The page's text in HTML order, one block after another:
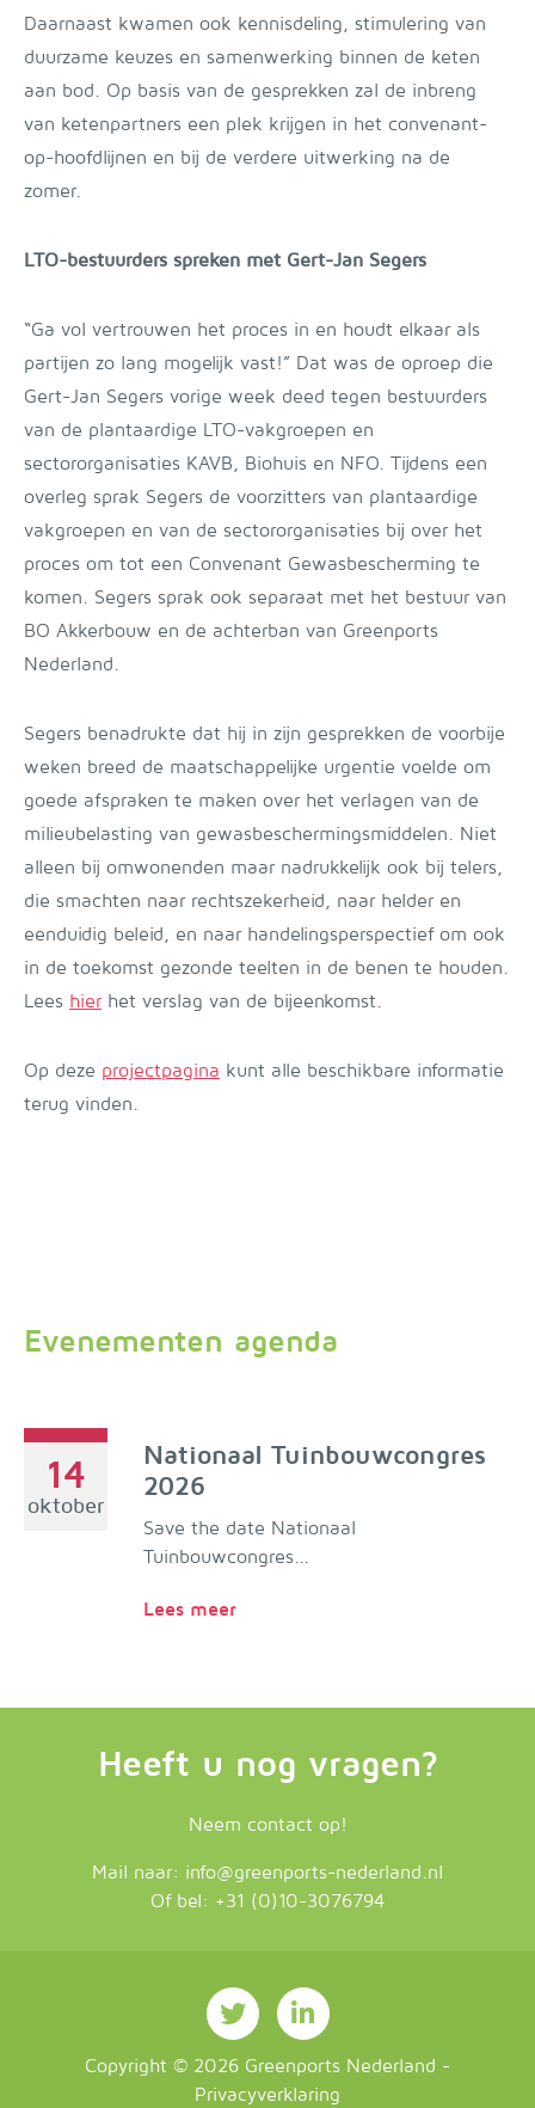
Daarnaast kwamen ook kennisdeling, stimulering van
duurzame keuzes en samenwerking binnen de keten
aan bod. Op basis van de gesprekken zal de inbreng
van ketenpartners een plek krijgen in het convenant-
op-hoofdlijnen en bij de verdere uitwerking na de
zomer.
LTO-bestuurders spreken met Gert-Jan Segers
“Ga vol vertrouwen het proces in en houdt elkaar als
partijen zo lang mogelijk vast!” Dat was de oproep die
Gert-Jan Segers vorige week deed tegen bestuurders
van de plantaardige LTO-vakgroepen en
sectororganisaties KAVB, Biohuis en NFO. Tijdens een
overleg sprak Segers de voorzitters van plantaardige
vakgroepen en van de sectororganisaties bij over het
proces om tot een Convenant Gewasbescherming te
komen. Segers sprak ook separaat met het bestuur van
BO Akkerbouw en de achterban van Greenports
Nederland.
Segers benadrukte dat hij in zijn gesprekken de voorbije
weken breed de maatschappelijke urgentie voelde om
goede afspraken te maken over het verlagen van de
milieubelasting van gewasbeschermingsmiddelen. Niet
alleen bij omwonenden maar nadrukkelijk ook bij telers,
die smachten naar rechtszekerheid, naar helder en
eenduidig beleid, en naar handelingsperspectief om ook
in de toekomst gezonde teelten in de benen te houden.
Lees hierhet verslag van de bijeenkomst.
Op deze projectpagina kunt alle beschikbare informatie
terug vinden.
Evenementen agenda
14
oktober
Nationaal Tuinbouwcongres
2026
Save the date Nationaal
Tuinbouwcongres...
Lees meer
Heeft u nog vragen?
Neem contact op!
Mail naar: info@greenports-nederland.nl
Of bel: +31 (0)10-3076794
Copyright © 2026 Greenports Nederland -
Privacyverklaring